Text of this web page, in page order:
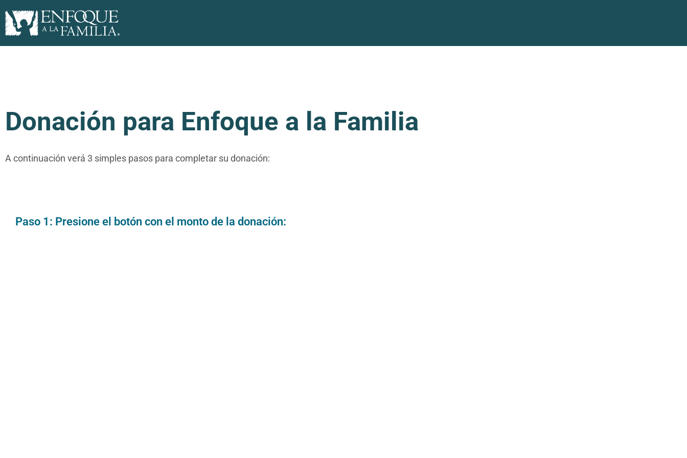
Donación para Enfoque a la Familia
A continuación verá 3 simples pasos para completar su donación:
Paso 1: Presione el botón con el monto de la donación: